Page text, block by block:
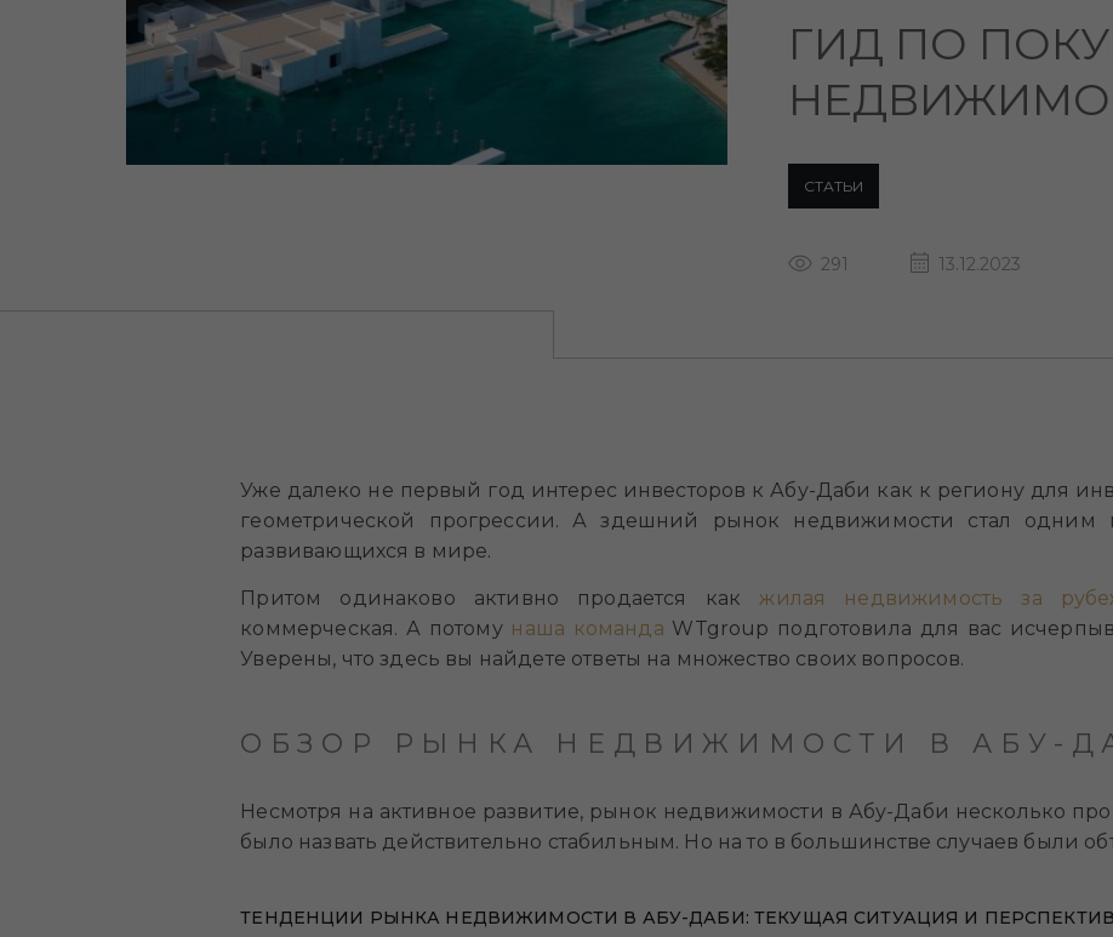
ГИД ПО
СТАТЬИ
291 13.12.2023
Уже далеко не первый год интерес инвесторов к Абу-Даби как к региону для
геометрической прогрессии. А здешний рынок недвижимости стал
развивающихся в мире.
Притом одинаково активно продается какжилая недвижимость за
коммерческая. А потому наша команда WTgroup подготовила для вас
Уверены, что здесь вы найдете ответы на множество своих вопросов.
ОБЗОР РЫНКА НЕДВИЖИМОСТИ В АБУ-
Несмотря на активное развитие, рынок недвижимости в Абу-Даби несколько
было назвать действительно стабильным. Но на то в большинстве случаев были
ТЕНДЕНЦИИ РЫНКА НЕДВИЖИМОСТИ В АБУ-ДАБИ: ТЕКУЩАЯ СИТУАЦИЯ И